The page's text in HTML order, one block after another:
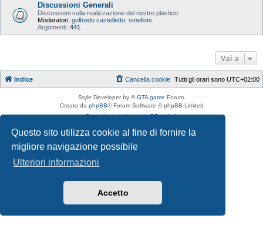
Questo sito utilizza cookie al fine di fornire la
migliore navigazione possibile
Ulteriori informazioni
Accetto
Discussioni Generali
Discussioni sulla realizzazione del nostro plastico.
Moderatori: golfredo castelletto smelloni
Argomenti: 441
Vai a
Indice Tutti gli orari sono UTC+02:00
Cancella cookie
Style Developer by ©GTA game Forum.
Creato da phpBB® Forum Software © phpBB Limited
Traduzione ItalianaphpBB-Italia.it